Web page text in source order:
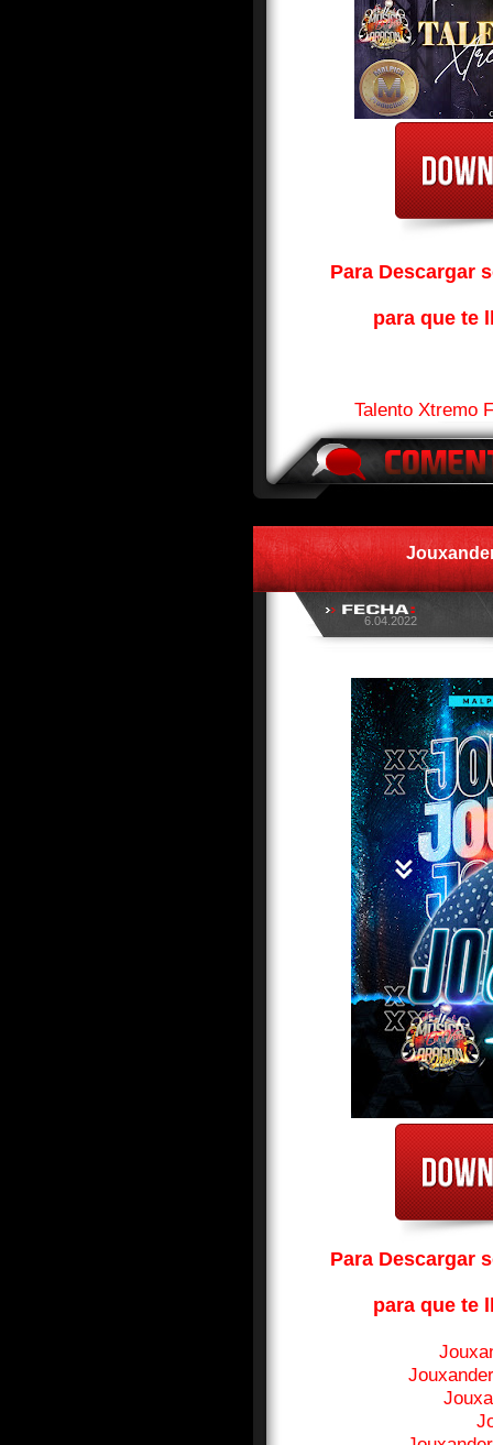
Para Descargar
para que te
Talento Xtremo
6.04.2022
Para Descargar
para que te